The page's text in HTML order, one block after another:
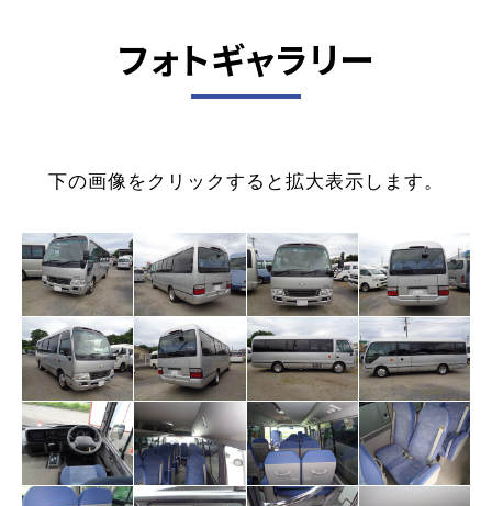
フォトギャラリー
下の画像をクリックすると拡大表示します。